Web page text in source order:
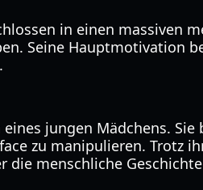
in einen massiven
Seine Hauptmotivation
jungen Mädchens.
zu manipulieren. Trotz
die menschliche